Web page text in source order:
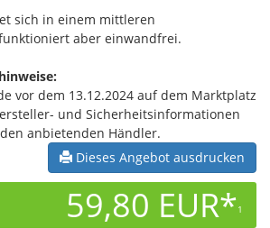
sich in einem mittleren
aber einwandfrei.
vor dem 13.12.2024 auf dem Marktplatz
und Sicherheitsinformationen
anbietenden Händler.
Dieses Angebot ausdrucken
59,80 EUR*1